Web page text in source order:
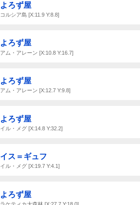
よろず屋
コルシア島 [X:11.9 Y:8.8]
よろず屋
アム・アレーン [X:10.8 Y:16.7]
よろず屋
アム・アレーン [X:12.7 Y:9.8]
よろず屋
イル・メグ [X:14.8 Y:32.2]
イス＝ギュフ
イル・メグ [X:19.7 Y:4.1]
よろず屋